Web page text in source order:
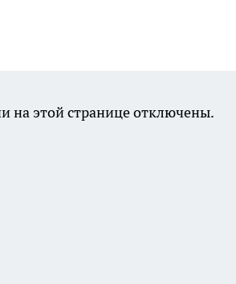
на этой странице отключены.